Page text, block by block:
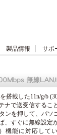
製品情報 サポ
搭載した11n/g/b
ナで送受信するこ
ンを押して、パソ
、すぐに無線設定
機能に対応して